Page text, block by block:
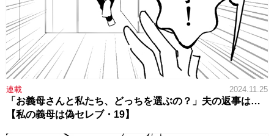
連載 2024.11.25
「お義母さんと私たち、どっちを選ぶの？」夫の返事は…
【私の義母は偽セレブ・19】